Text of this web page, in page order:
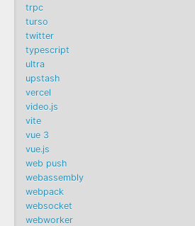
trpc
turso
twitter
typescript
ultra
upstash
vercel
video.js
vite
vue 3
vue.js
web push
webassembly
webpack
websocket
webworker